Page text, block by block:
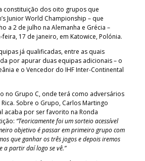
constituição dos oito grupos que
Junior World Championship – que
a 2 de julho na Alemanha e Grécia –
17 de janeiro, em Katowice, Polónia.
já qualificadas, entre as quais
por apurar duas equipas adicionais – o
e o Vencedor do IHF Inter-Continental
no Grupo C, onde terá como adversários
Sobre o Grupo, Carlos Martingo
acaba por ser favorito na Ronda
“Teoricamente foi um sorteio acessível
objetivo é passar em primeiro grupo com
que ganhar os três jogos e depois iremos
a partir daí logo se vê.”